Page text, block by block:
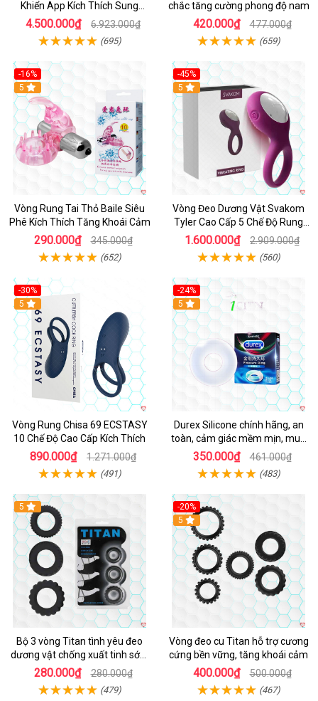
Khiển App Kích Thích Sung
Sướng
4.500.000₫ 6.923.000₫
(695)
chắc tăng cường phong độ nam
420.000₫ 477.000₫
(659)
-16%
Hot
5
Vòng Rung Tai Thỏ Baile Siêu
Phê Kích Thích Tăng Khoái Cảm
290.000₫ 345.000₫
(652)
-45%
5
Vòng Đeo Dương Vật Svakom
Tyler Cao Cấp 5 Chế Độ Rung
Mạnh Mẽ Kích Thích Điểm G
1.600.000₫ 2.909.000₫
(560)
-30%
Hot
5
Vòng Rung Chisa 69 ECSTASY
10 Chế Độ Cao Cấp Kích Thích
890.000₫ 1.271.000₫
(491)
-24%
5
Durex Silicone chính hãng, an
toàn, cảm giác mềm mịn, mua
ngay
350.000₫ 461.000₫
(483)
5
Bộ 3 vòng Titan tình yêu đeo
dương vật chống xuất tinh sớm
chất liệu silicon y tế
280.000₫ 280.000₫
(479)
-20%
Hot
5
Vòng đeo cu Titan hỗ trợ cương
cứng bền vững, tăng khoái cảm
400.000₫ 500.000₫
(467)